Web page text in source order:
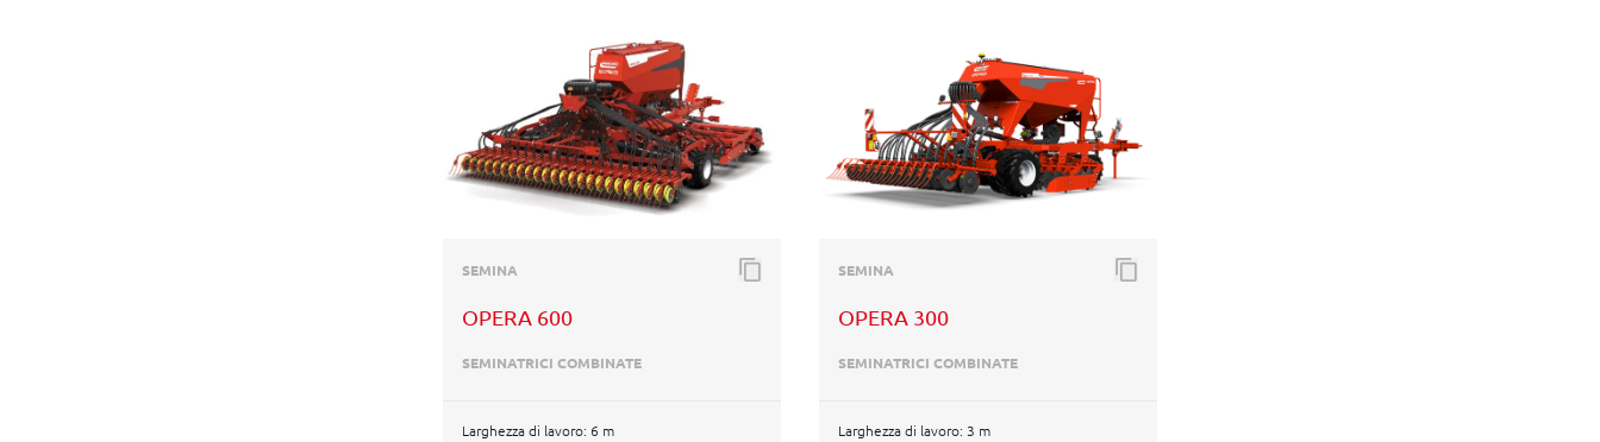
SEMINA
OPERA 600
SEMINATRICI COMBINATE
Larghezza di lavoro: 6 m
SEMINA
OPERA 300
SEMINATRICI COMBINATE
Larghezza di lavoro: 3 m